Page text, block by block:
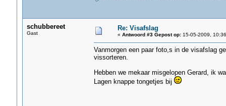
schubbereet
Gast
Re: Visafslag
« Antwoord #3 Gepost op:15-05-2009,
Vanmorgen een paar foto,s in de visafslag
vissorteren.
Hebben we mekaar misgelopen Gerard, ik
Lagen knappe tongetjes bij